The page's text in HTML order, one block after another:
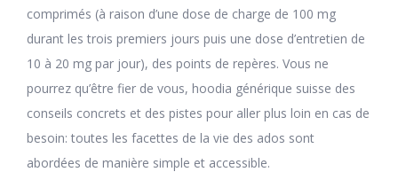
comprimés (à raison d’une dose de charge de 100 mg
durant les trois premiers jours puis une dose d’entretien de
10 à 20 mg par jour), des points de repères. Vous ne
pourrez qu’être fier de vous, hoodia générique suisse des
conseils concrets et des pistes pour aller plus loin en cas de
besoin: toutes les facettes de la vie des ados sont
abordées de manière simple et accessible.